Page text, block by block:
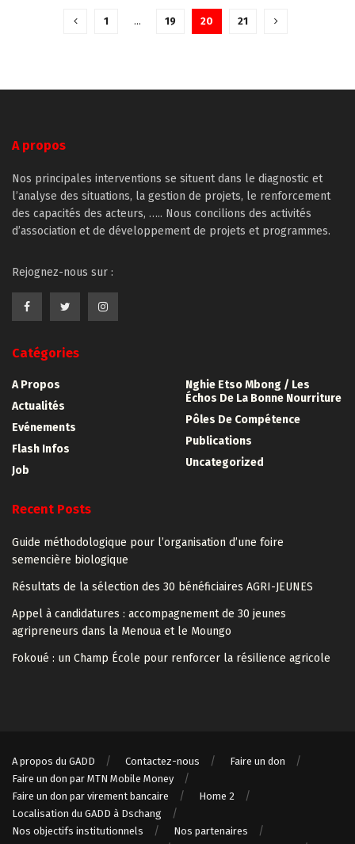
1 … 19 20 21
A propos
Nos principales interventions se situent dans le diagnostic et
l’analyse des situations, la gestion de projets, le renforcement
des capacités des acteurs, ….. Nous concilions des activités
d’association et de développement de projets et programmes.
Rejognez-nous sur :
Catégories
A Propos
Actualités
Evénements
Flash Infos
Job
Nghie Etso Mbong / Les
Échos De La Bonne Nourriture
Pôles De Compétence
Publications
Uncategorized
Recent Posts
Guide méthodologique pour l’organisation d’une foire
semencière biologique
Résultats de la sélection des 30 bénéficiaires AGRI-JEUNES
Appel à candidatures : accompagnement de 30 jeunes
agripreneurs dans la Menoua et le Moungo
Fokoué : un Champ École pour renforcer la résilience agricole
A propos du GADD Contactez-nous
Faire un don
Faire un don par MTN Mobile Money
Faire un don par virement bancaire
Home 2
Localisation du GADD à Dschang
Nos objectifs institutionnels
Nos partenaires